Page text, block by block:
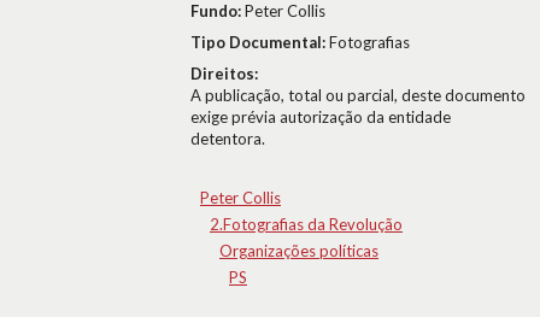
Fundo:Peter Collis
Tipo Documental:Fotografias
Direitos:
A publicação, total ou parcial, deste documento
exige prévia autorização da entidade
detentora.
Peter Collis
2.Fotografias da Revolução
Organizações políticas
PS